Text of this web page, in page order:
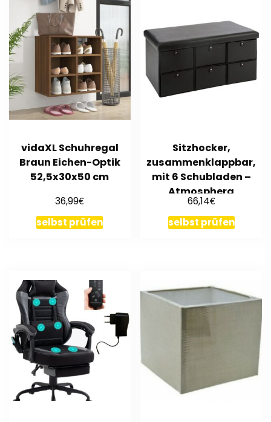
vidaXL Schuhregal
Braun Eichen-Optik
52,5x30x50 cm
36,99€
selbst prüfen
Sitzhocker,
zusammenklappbar,
mit 6 Schubladen –
Atmosphera
66,14€
selbst prüfen